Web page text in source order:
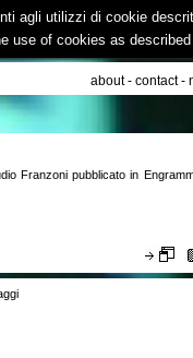
agli utilizzi di cookie
use of cookies as
about- contact-
Franzoni pubblicato in